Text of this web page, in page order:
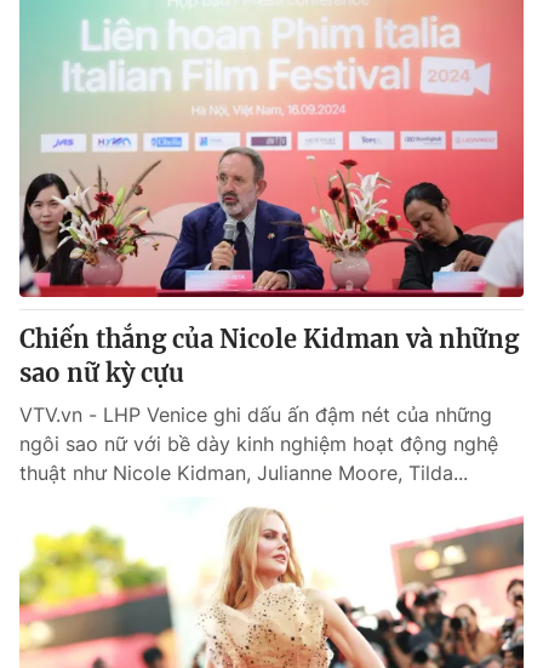
Giải sao mai
Chất lượng cuộc sống
Tuyển sinh
Công nghệ
Hitech Công nghệ tương lai
Sản phẩm
Thị trường
Tư vấn
Giao lưu trực tuyến
Lịch phát sóng
Chuyên mục khác
Emagazine Podcast
Photo Infographic
Video Shorts video
VTV Money VTV Thể thao
VTV Sức khoẻ Bất động sản
Chiến thắng của Nicole Kidman và những
sao nữ kỳ cựu
VTV.vn - LHP Venice ghi dấu ấn đậm nét của những
ngôi sao nữ với bề dày kinh nghiệm hoạt động nghệ
thuật như Nicole Kidman, Julianne Moore, Tilda...